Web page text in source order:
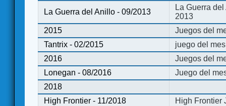
La Guerra del Anillo - 09/2013
La Guerra
2013
2015
Juegos del
Tantrix - 02/2015
juego del
2016
Juegos del
Lonegan - 08/2016
Juego del
2018
High Frontier - 11/2018
High Frontier